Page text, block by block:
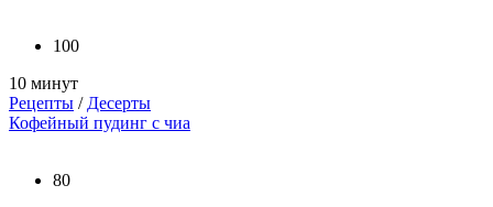
100
10 минут
Рецепты /Десерты
Кофейный пудинг с чиа
80